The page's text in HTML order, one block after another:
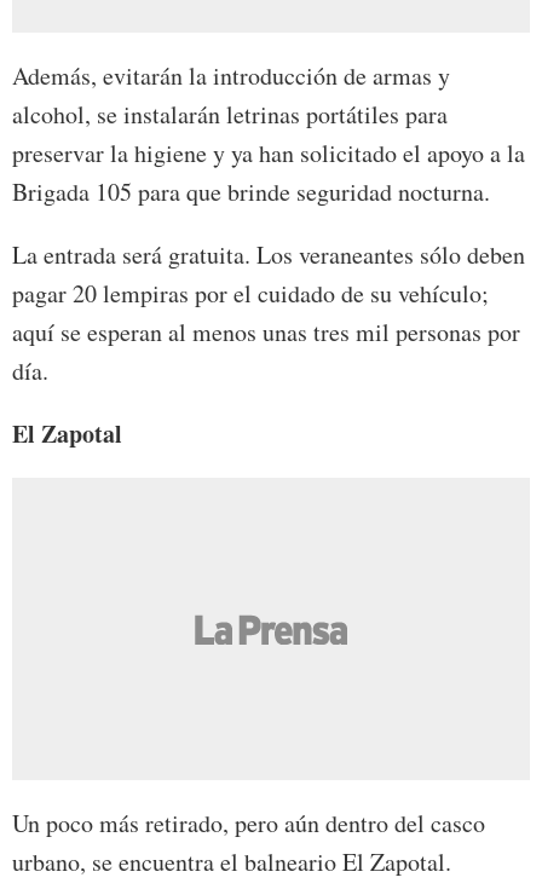
Además, evitarán la introducción de armas y
alcohol, se instalarán letrinas portátiles para
preservar la higiene y ya han solicitado el apoyo a la
Brigada 105 para que brinde seguridad nocturna.
La entrada será gratuita. Los veraneantes sólo deben
pagar 20 lempiras por el cuidado de su vehículo;
aquí se esperan al menos unas tres mil personas por
día.
El Zapotal
Un poco más retirado, pero aún dentro del casco
urbano, se encuentra el balneario El Zapotal.